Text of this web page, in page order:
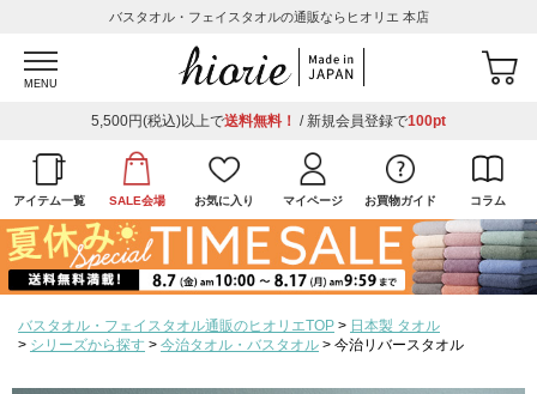
バスタオル・フェイスタオルの通販ならヒオリエ 本店
MENU
5,500円(税込)以上で送料無料！ / 新規会員登録で100pt
アイテム一覧 SALE会場 お気に入り マイページ お買物ガイド コラム
バスタオル・フェイスタオル通販のヒオリエTOP
日本製 タオル
シリーズから探す
今治タオル・バスタオル 今治リバースタオル